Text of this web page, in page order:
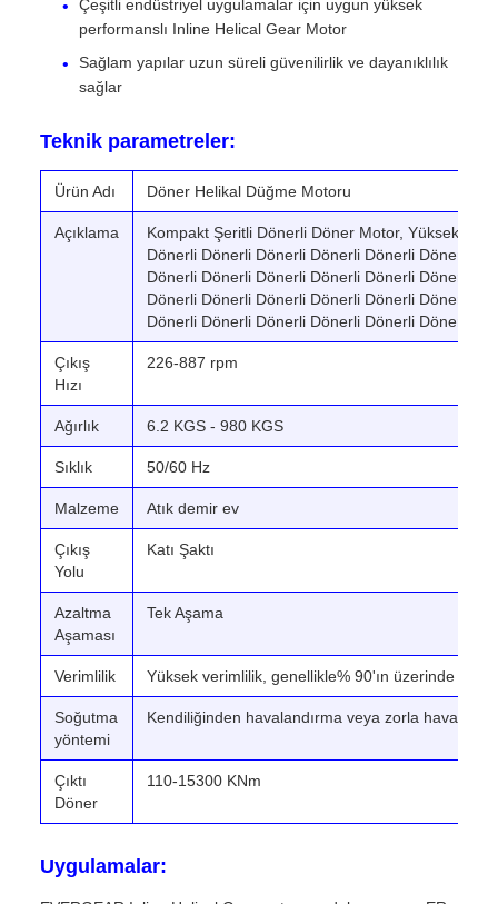
Çeşitli endüstriyel uygulamalar için uygun yüksek
performanslı Inline Helical Gear Motor
Sağlam yapılar uzun süreli güvenilirlik ve dayanıklılık
sağlar
Teknik parametreler:
Ürün Adı Döner Helikal Düğme Motoru
Açıklama
Kompakt Şeritli Dönerli Döner Motor, Yüksek
Dönerli Dönerli Dönerli Dönerli Dönerli Dönerli
Dönerli Dönerli Dönerli Dönerli Dönerli Dönerli
Dönerli Dönerli Dönerli Dönerli Dönerli Dönerli
Dönerli Dönerli Dönerli Dönerli Dönerli Dönerli
Çıkış
Hızı
226-887 rpm
Ağırlık 6.2 KGS - 980 KGS
Sıklık 50/60 Hz
Malzeme Atık demir ev
Çıkış
Yolu
Katı Şaktı
Azaltma
Aşaması
Tek Aşama
Verimlilik Yüksek verimlilik, genellikle% 90'ın üzerinde
Soğutma
yöntemi
Kendiliğinden havalandırma veya zorla
Çıktı
Döner
110-15300 KNm
Uygulamalar: